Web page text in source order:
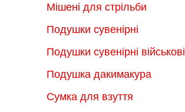
Мішені для стрільби
Подушки сувенірні
Подушки сувенірні військові
Подушка дакимакура
Сумка для взуття